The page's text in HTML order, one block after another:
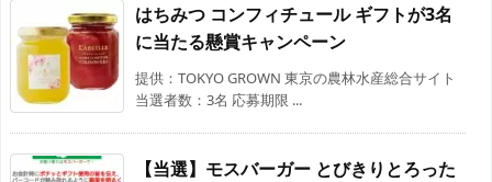
はちみつ コンフィチュール ギフトが3名
に当たる懸賞キャンペーン
提供：TOKYO GROWN 東京の農林水産総合サイト
当選者数：3名 応募期限 ...
【当選】モスバーガー とびきりとろった